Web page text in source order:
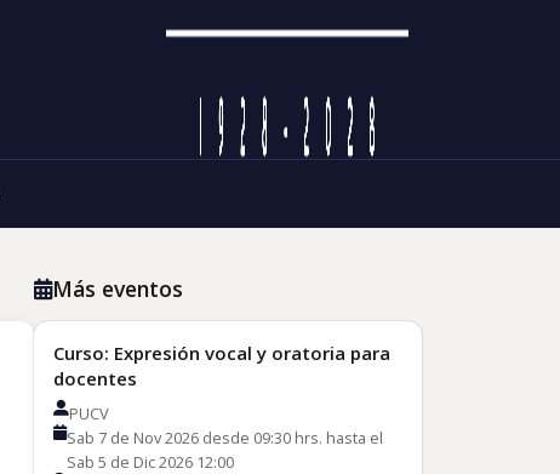
Más eventos
Curso: Expresión vocal y oratoria para
docentes
PUCV
Sab 7 de Nov 2026 desde 09:30 hrs. hasta el
Sab 5 de Dic 2026 12:00